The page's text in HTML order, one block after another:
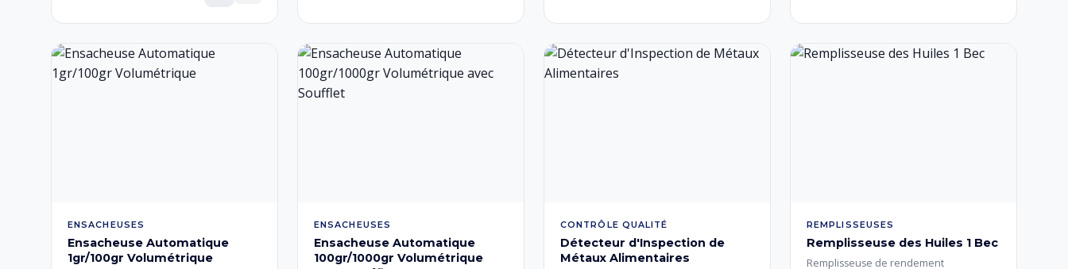
ENSACHEUSES
Ensacheuse Automatique
1gr/100gr Volumétrique
ENSACHEUSES
Ensacheuse Automatique
100gr/1000gr Volumétrique
CONTRÔLE QUALITÉ
Détecteur d'Inspection de
Métaux Alimentaires
REMPLISSEUSES
Remplisseuse des Huiles 1 Bec
Remplisseuse de rendement